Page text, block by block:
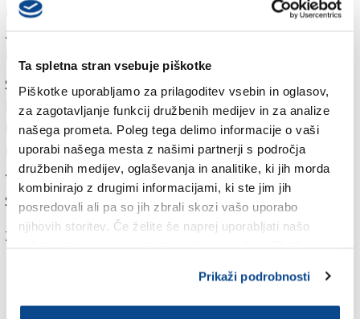
Ta spletna stran vsebuje piškotke
Piškotke uporabljamo za prilagoditev vsebin in oglasov,
za zagotavljanje funkcij družbenih medijev in za analize
našega prometa. Poleg tega delimo informacije o vaši
uporabi našega mesta z našimi partnerji s področja
družbenih medijev, oglaševanja in analitike, ki jih morda
kombinirajo z drugimi informacijami, ki ste jim jih
posredovali ali pa so jih zbrali skozi vašo uporabo
njihovih storitev. Če želite še naprej uporabljati našo
Prikaži podrobnosti
minute padel na šesto mesto v skupnem seštevku z
zaostankom 4:42 minute in že v četrtek bržčas ostal
Še naprej v vodstvu ostaja Pogačar (UAE Team
Emirates), ki ima 1:06 minute naskoka pred Belgijcem
Remcom Evenepoelom (Soudal Quick-Step) ter 1:14
minute pred branilcem zadnjih dveh zmag, Dancem
Jonasom Vingegaardom (Visma-Lease a Bike).
Start današnje etape bo ob 13.50.
Za branje in pisanje komentarjevje potrebna prijava